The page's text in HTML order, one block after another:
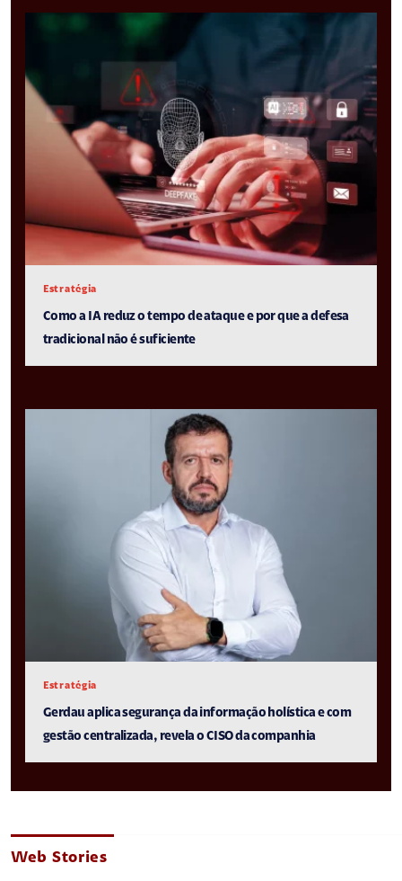
Estratégia
Como a IA reduz o tempo de ataque e por que a defesa
tradicional não é suficiente
Estratégia
Gerdau aplica segurança da informação holística e com
gestão centralizada, revela o CISO da companhia
Web Stories